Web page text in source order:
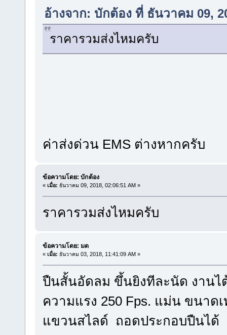
อ้างจาก: บักต้อง ที่ ธันวาคม 09,
ราคารวมส่งไหมครับ
ค่าส่งด่วน EMS ต่างหากครับ
ข้อความโดย: บักต้อง
« เมื่อ: ธันวาคม 09, 2018, 02:06:51 AM »
ราคารวมส่งไหมครับ
ข้อความโดย: มด
« เมื่อ: ธันวาคม 03, 2018, 11:41:09 AM »
ปืนสั้นอัดลม ขึ้นยิงทีละนัด งานไ
ความแรง 250 Fps. แม่น ขนาด
แขวนสไลด์ ถอดประกอบปืนได้